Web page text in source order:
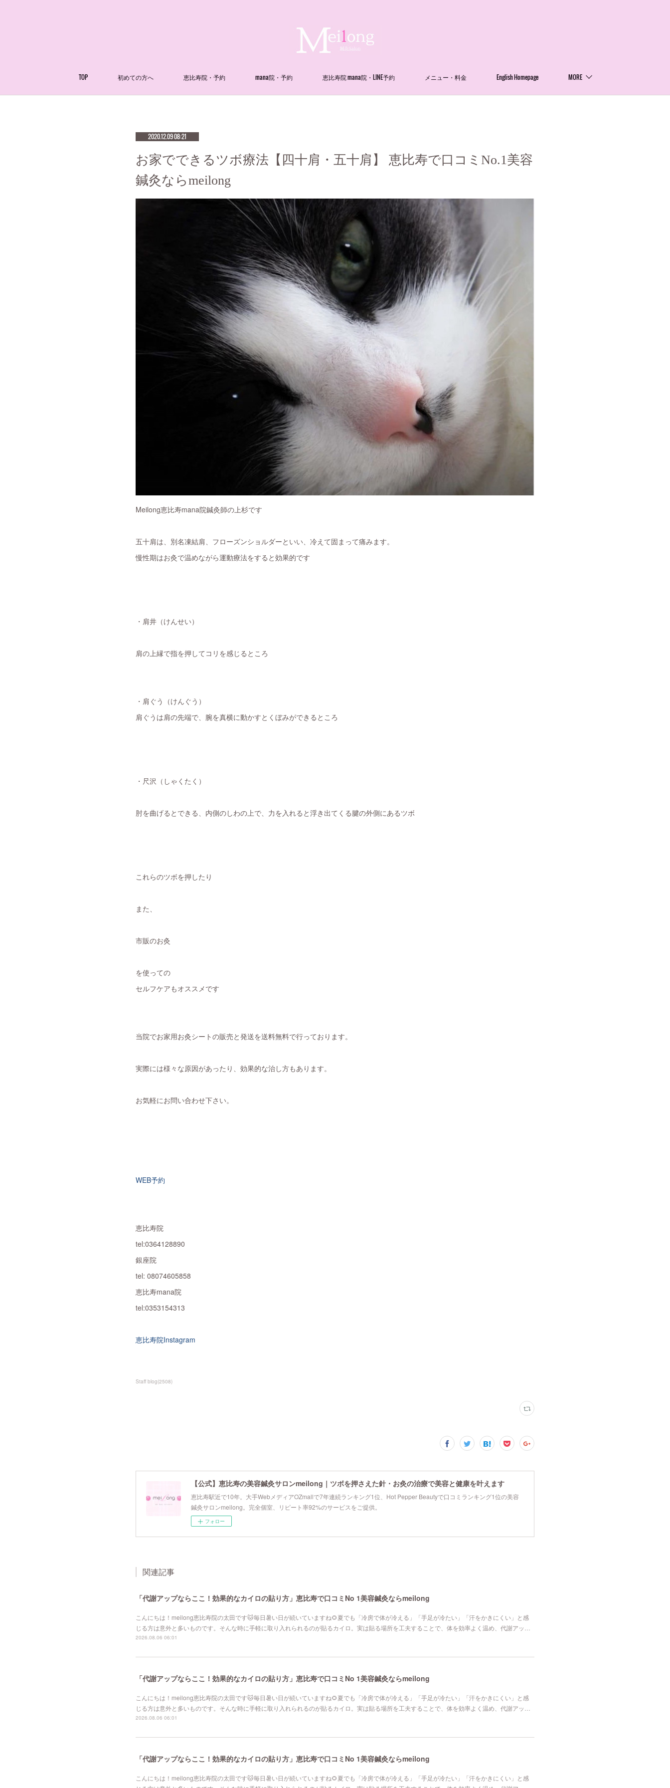
TOP 初めての方へ 恵比寿院・予約 mana院・予約 恵比寿院 mana院・LINE予約 メニュー・料金 English Homepage MORE
2020.12.09 08:21
お家でできるツボ療法【四十肩・五十肩】 恵比寿で口コミNo.1美容
鍼灸ならmeilong
Meilong恵比寿mana院鍼灸師の上杉です
五十肩は、別名凍結肩、フローズンショルダーといい、冷えて固まって痛みます。
慢性期はお灸で温めながら運動療法をすると効果的です
・肩井（けんせい）
肩の上縁で指を押してコリを感じるところ
・肩ぐう（けんぐう）
肩ぐうは肩の先端で、腕を真横に動かすとくぼみができるところ
・尺沢（しゃくたく）
肘を曲げるとできる、内側のしわの上で、力を入れると浮き出てくる腱の外側にあるツボ
これらのツボを押したり
また、
市販のお灸
を使っての
セルフケアもオススメです
当院でお家用お灸シートの販売と発送を送料無料で行っております。
実際には様々な原因があったり、効果的な治し方もあります。
お気軽にお問い合わせ下さい。
WEB予約
恵比寿院
tel:0364128890
銀座院
tel: 08074605858
恵比寿mana院
tel:0353154313
恵比寿院Instagram
Staff blog(2508)
【公式】恵比寿の美容鍼灸サロンmeilong｜ツボを押さえた針・お灸の治療で美容と健康を叶えます
恵比寿駅近で10年。大手WebメディアOZmallで7年連続ランキング1位、Hot Pepper Beautyで口コミランキング1位の美容
鍼灸サロンmeilong。完全個室、リピート率92%のサービスをご提供。
フォロー
関連記事
「代謝アップならここ！効果的なカイロの貼り方」恵比寿で口コミNo 1美容鍼灸ならmeilong
こんにちは！meilong恵比寿院の太田です🐱毎日暑い日が続いていますね🌻夏でも「冷房で体が冷える」「手足が冷たい」「汗をかきにくい」と感
じる方は意外と多いものです。そんな時に手軽に取り入れられるのが貼るカイロ。実は貼る場所を工夫することで、体を効率よく温め、代謝アッ…
2026.08.06 06:01
「代謝アップならここ！効果的なカイロの貼り方」恵比寿で口コミNo 1美容鍼灸ならmeilong
こんにちは！meilong恵比寿院の太田です🐱毎日暑い日が続いていますね🌻夏でも「冷房で体が冷える」「手足が冷たい」「汗をかきにくい」と感
じる方は意外と多いものです。そんな時に手軽に取り入れられるのが貼るカイロ。実は貼る場所を工夫することで、体を効率よく温め、代謝アッ…
2026.08.06 06:01
「代謝アップならここ！効果的なカイロの貼り方」恵比寿で口コミNo 1美容鍼灸ならmeilong
こんにちは！meilong恵比寿院の太田です🐱毎日暑い日が続いていますね🌻夏でも「冷房で体が冷える」「手足が冷たい」「汗をかきにくい」と感